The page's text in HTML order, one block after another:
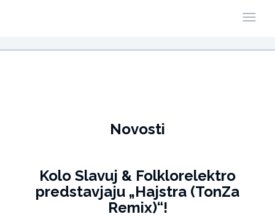
Novosti
Kolo Slavuj & Folklorelektro
predstavjaju „Hajstra (TonZa
Remix)“!